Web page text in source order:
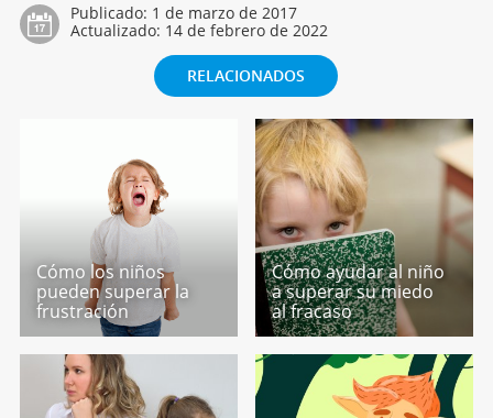
Publicado: 1 de marzo de 2017
Actualizado: 14 de febrero de 2022
RELACIONADOS
Cómo los niños
pueden superar la
frustración
Cómo ayudar al niño
a superar su miedo
al fracaso